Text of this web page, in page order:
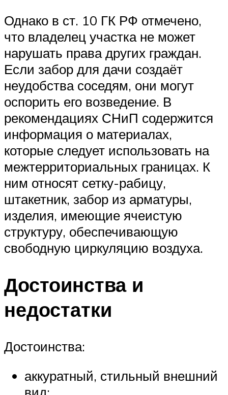
Однако в ст. 10 ГК РФ отмечено,
что владелец участка не может
нарушать права других граждан.
Если забор для дачи создаёт
неудобства соседям, они могут
оспорить его возведение. В
рекомендациях СНиП содержится
информация о материалах,
которые следует использовать на
межтерриториальных границах. К
ним относят сетку-рабицу,
штакетник, забор из арматуры,
изделия, имеющие ячеистую
структуру, обеспечивающую
свободную циркуляцию воздуха.
Достоинства и
недостатки
Достоинства:
аккуратный, стильный внешний
вид;